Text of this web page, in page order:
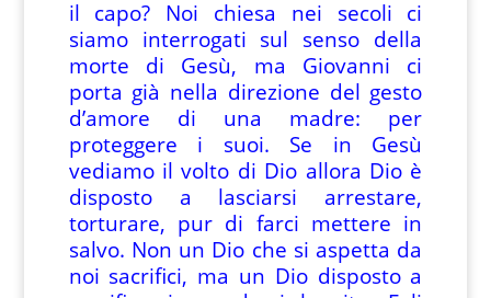
il capo? Noi chiesa nei secoli ci
siamo interrogati sul senso della
morte di Gesù, ma Giovanni ci
porta già nella direzione del gesto
d’amore di una madre: per
proteggere i suoi. Se in Gesù
vediamo il volto di Dio allora Dio è
disposto a lasciarsi arrestare,
torturare, pur di farci mettere in
salvo. Non un Dio che si aspetta da
noi sacrifici, ma un Dio disposto a